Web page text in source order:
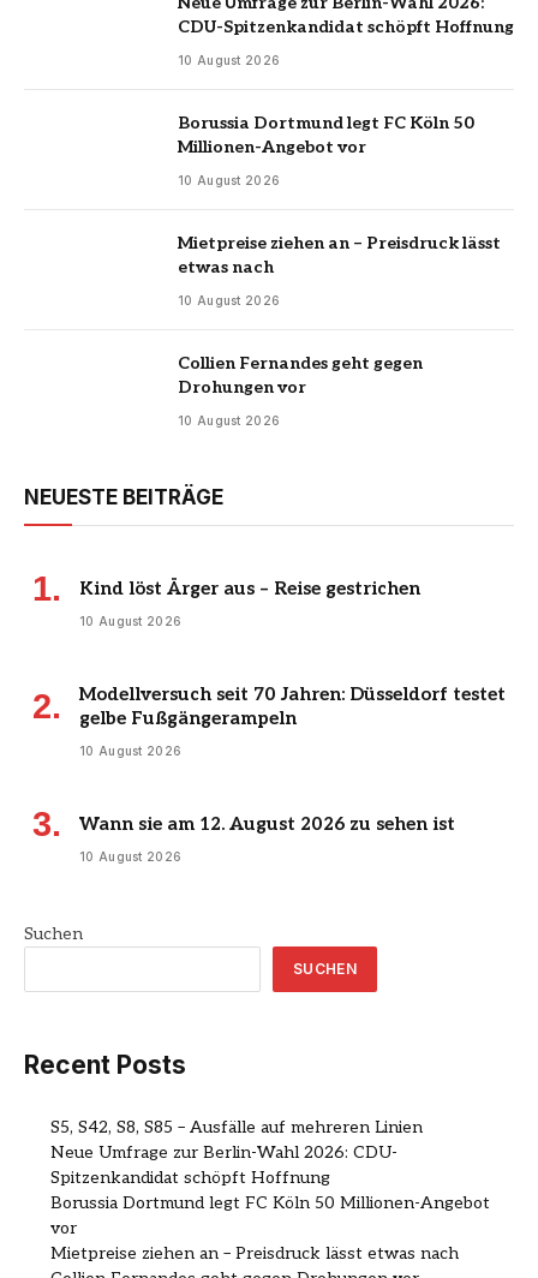
CDU-Spitzenkandidat schöpft Hoffnung
10 August 2026
Borussia Dortmund legt FC Köln 50
Millionen-Angebot vor
10 August 2026
Mietpreise ziehen an – Preisdruck lässt
etwas nach
10 August 2026
Collien Fernandes geht gegen
Drohungen vor
10 August 2026
NEUESTE BEITRÄGE
Kind löst Ärger aus – Reise gestrichen
10 August 2026
Modellversuch seit 70 Jahren: Düsseldorf testet
gelbe Fußgängerampeln
10 August 2026
Wann sie am 12. August 2026 zu sehen ist
10 August 2026
Suchen
SUCHEN
Recent Posts
S5, S42, S8, S85 – Ausfälle auf mehreren Linien
Neue Umfrage zur Berlin-Wahl 2026: CDU-
Spitzenkandidat schöpft Hoffnung
Borussia Dortmund legt FC Köln 50 Millionen-Angebot
vor
Mietpreise ziehen an – Preisdruck lässt etwas nach